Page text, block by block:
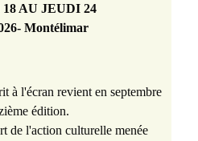
AU JEUDI 24
Montélimar
à l'écran revient en septembre
édition.
de l'action culturelle menée